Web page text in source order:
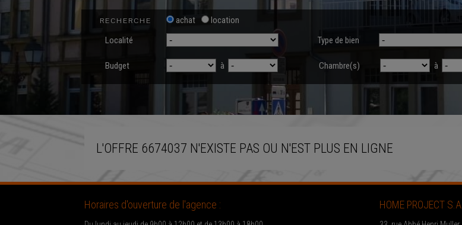
RECHERCHE achat
location
Localité
Type de bien
Budget à Chambre(s) à
L'OFFRE 6674037 N'EXISTE PAS OU N'EST PLUS EN LIGNE
Horaires d'ouverture de l'agence : HOME PROJECT S.A.